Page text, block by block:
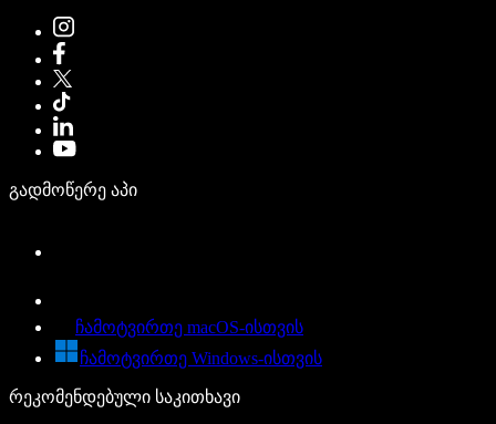
გადმოწერე აპი
ჩამოტვირთე macOS-ისთვის
ჩამოტვირთე Windows-ისთვის
რეკომენდებული საკითხავი